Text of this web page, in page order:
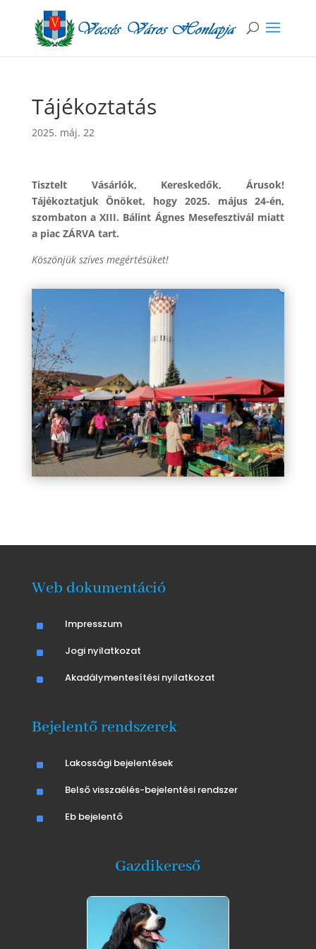
Tájékoztatás
2025. máj. 22
Tisztelt Vásárlók, Kereskedők, Árusok!
Tájékoztatjuk Önöket, hogy 2025. május 24-én,
szombaton a XIII. Bálint Ágnes Mesefesztivál miatt
a piac ZÁRVA tart.
Köszönjük szíves megértésüket!
Web dokumentáció
^ Impresszum
^ Jogi nyilatkozat
^ Akadálymentesítési nyilatkozat
Bejelentő rendszerek
^ Lakossági bejelentések
^ Belső visszaélés-bejelentési rendszer
^ Eb bejelentő
Gazdikereső